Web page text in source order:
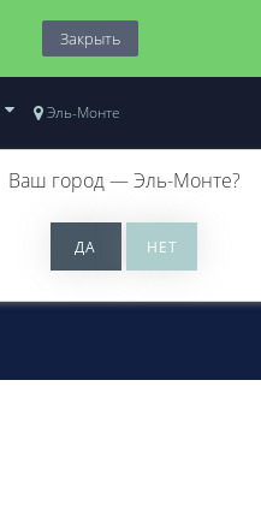
Закрыть
Эль-Монте
Ваш город —Эль-Монте?
0